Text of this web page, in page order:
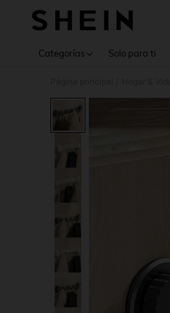
Categorías Solo para ti